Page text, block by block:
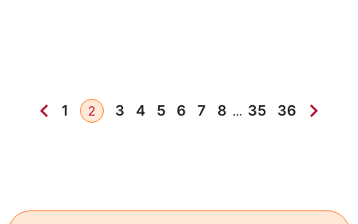
1 2 3 4 5 6 7 8 ... 35 36